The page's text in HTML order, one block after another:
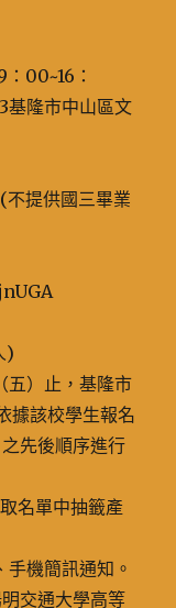
00~16：
隆市中山區文
提供國三畢業
)
五）止，基隆市
據該校學生報名
先後順序進行
名單中抽籤產
機簡訊通知。
交通大學高等